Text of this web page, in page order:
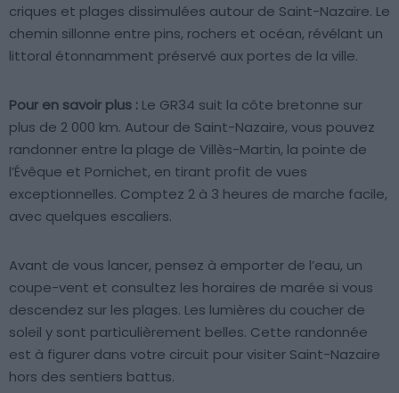
criques et plages dissimulées autour de Saint-Nazaire. Le
chemin sillonne entre pins, rochers et océan, révélant un
littoral étonnamment préservé aux portes de la ville.
Pour en savoir plus : Le GR34 suit la côte bretonne sur
plus de 2 000 km. Autour de Saint-Nazaire, vous pouvez
randonner entre la plage de Villès-Martin, la pointe de
l’Évêque et Pornichet, en tirant profit de vues
exceptionnelles. Comptez 2 à 3 heures de marche facile,
avec quelques escaliers.
Avant de vous lancer, pensez à emporter de l’eau, un
coupe-vent et consultez les horaires de marée si vous
descendez sur les plages. Les lumières du coucher de
soleil y sont particulièrement belles. Cette randonnée
est à figurer dans votre circuit pour visiter Saint-Nazaire
hors des sentiers battus.